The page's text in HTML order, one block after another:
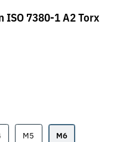
ISO 7380-1 A2 Torx
M4 M5 M6M6